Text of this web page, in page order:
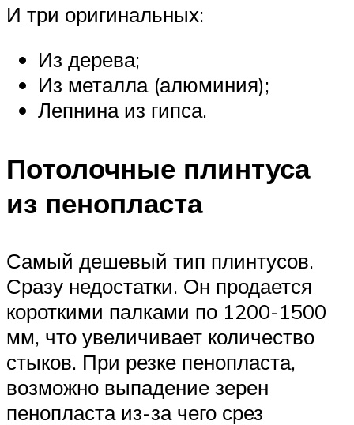
И три оригинальных:
Из дерева;
Из металла (алюминия);
Лепнина из гипса.
Потолочные плинтуса
из пенопласта
Самый дешевый тип плинтусов.
Сразу недостатки. Он продается
короткими палками по 1200-1500
мм, что увеличивает количество
стыков. При резке пенопласта,
возможно выпадение зерен
пенопласта из-за чего срез